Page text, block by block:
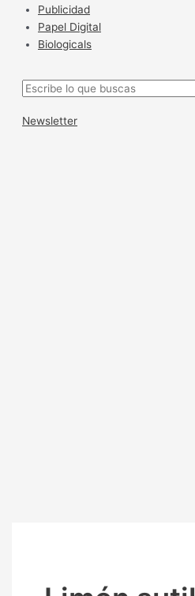
Publicidad
Papel Digital
Biologicals
Newsletter